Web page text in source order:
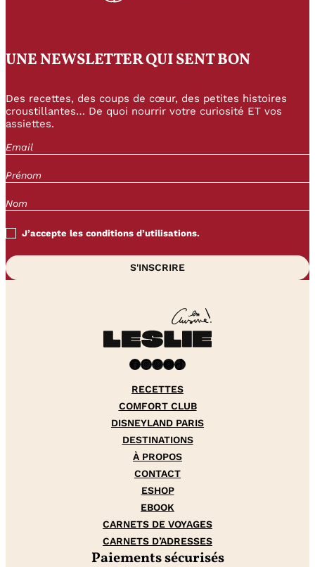
UNE NEWSLETTER QUI SENT BON
Des recettes, des coups de cœur, des petites histoires
croustillantes… De quoi nourrir votre curiosité ET vos
assiettes.
J’accepte les conditions d’utilisations.
Facebook InstagramPinterest YouTube TikTok
RECETTES
COMFORT CLUB
DISNEYLAND PARIS
DESTINATIONS
À PROPOS
CONTACT
ESHOP
EBOOK
CARNETS DE VOYAGES
CARNETS D’ADRESSES
Paiements sécurisés